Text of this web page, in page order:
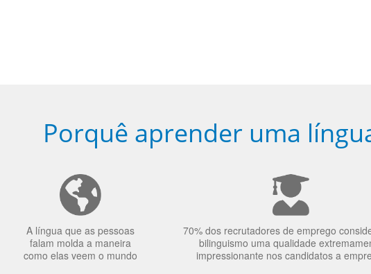
Porquê aprender uma
A língua que as pessoas
falam molda a maneira
como elas veem o mundo
70% dos recrutadores de emprego
bilinguismo uma qualidade
impressionante nos candidatos a